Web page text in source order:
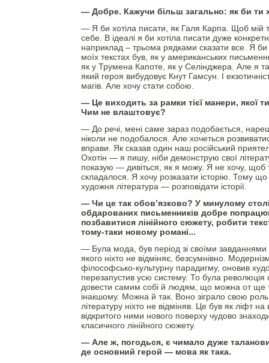
— Добре. Кажучи більш загально: як би ти
— Я би хотіла писати, як Галя Карпа. Щоб мій
себе. В ідеалі я би хотіла писати дуже
наприклад – трьома рядками сказати все. Я би
моїх текстах був, як у американських
як у Трумена Капоте, як у Селінджера. Але я
який героя вибудовує Кнут Гамсун. І
магів. Але хочу стати собою.
— Це виходить за рамки тієї манери, якої
Чим не влаштовує?
— До речі, мені саме зараз подобається,
ніколи не подобалося. Але хочеться
вправи. Як сказав один наш російський
Охотін — я пишу, ніби демонструю свої
показую — дивіться, як я можу. Я не хочу, щоб
складалося. Я хочу розказати історію. Тому
художня література — розповідати історії.
— Чи це так обов’язково? У минулому
обдарованих письменників добре
позбавитися лінійного сюжету, робити
тому-таки новому романі...
— Була мода, був період зі своїми
якого ніхто не відміняє, безсумнівно.
філософсько-культурну парадигму, оновив
перезапустив усю систему. То була революція
довести самим собі й людям, що можна от ще
інакшому. Можна й так. Воно зіграло свою
літературу ніхто не відміняв. Це був як ліфт
відкритого ними нового поверху чудово
класичного лінійного сюжету.
— Але ж, погодься, є чимало дуже
де основний герой — мова як така.